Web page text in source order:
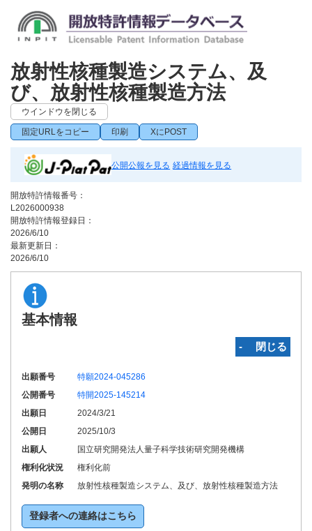
放射性核種製造システム、及
び、放射性核種製造方法
ウインドウを閉じる
固定URLをコピー 印刷 XにPOST
公開公報を見る 経過情報を見る
開放特許情報番号：
L2026000938
開放特許情報登録日：
2026/6/10
最新更新日：
2026/6/10
基本情報
‐ 閉じる
出願番号
特願2024-045286
公開番号
特開2025-145214
出願日
2024/3/21
公開日
2025/10/3
出願人
国立研究開発法人量子科学技術研究開発機構
権利化状況
権利化前
発明の名称
放射性核種製造システム、及び、放射性核種製造方法
登録者への連絡はこちら